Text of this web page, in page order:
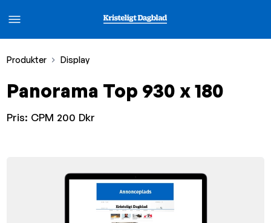
Produkter Display
Panorama Top 930 x 180
Pris: CPM 200 Dkr